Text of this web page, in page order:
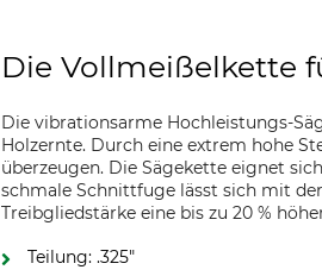
Die Vollmeißelkette
Die vibrationsarme Hochleistungs-
Holzernte. Durch eine extrem hohe
überzeugen. Die Sägekette eignet
schmale Schnittfuge lässt sich mit
Treibgliedstärke eine bis zu 20 %
Teilung: .325"